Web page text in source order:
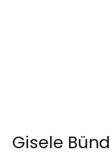
Gisele